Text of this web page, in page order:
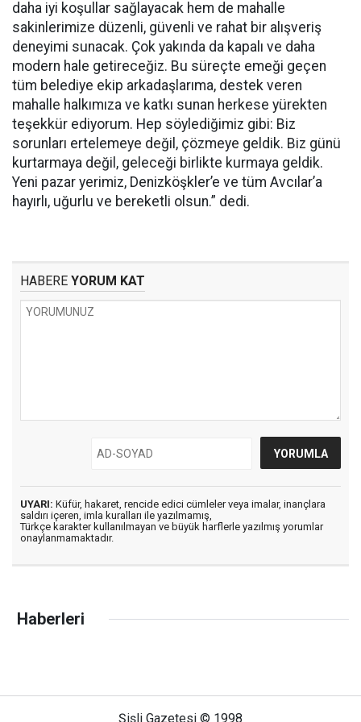
daha iyi koşullar sağlayacak hem de mahalle
sakinlerimize düzenli, güvenli ve rahat bir alışveriş
deneyimi sunacak. Çok yakında da kapalı ve daha
modern hale getireceğiz. Bu süreçte emeği geçen
tüm belediye ekip arkadaşlarıma, destek veren
mahalle halkımıza ve katkı sunan herkese yürekten
teşekkür ediyorum. Hep söylediğimiz gibi: Biz
sorunları ertelemeye değil, çözmeye geldik. Biz günü
kurtarmaya değil, geleceği birlikte kurmaya geldik.
Yeni pazar yerimiz, Denizköşkler’e ve tüm Avcılar’a
hayırlı, uğurlu ve bereketli olsun.” dedi.
HABERE YORUM KAT
UYARI: Küfür, hakaret, rencide edici cümleler veya imalar, inançlara
saldırı içeren, imla kuralları ile yazılmamış,
Türkçe karakter kullanılmayan ve büyük harflerle yazılmış yorumlar
onaylanmamaktadır.
Haberleri
Şişli Gazetesi © 1998